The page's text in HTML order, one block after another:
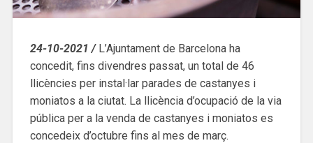
24-10-2021 /L’Ajuntament de Barcelona ha
concedit, fins divendres passat, un total de 46
llicències per instal·lar parades de castanyes i
moniatos a la ciutat. La llicència d’ocupació de la via
pública per a la venda de castanyes i moniatos es
concedeix d’octubre fins al mes de març.